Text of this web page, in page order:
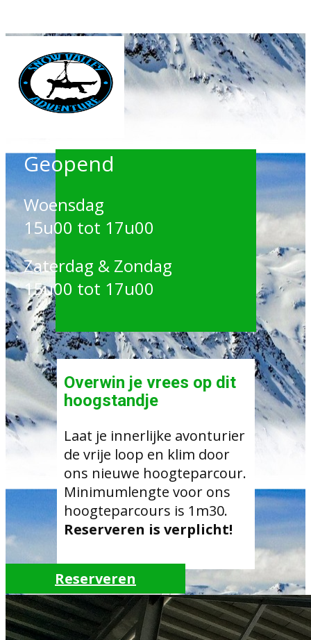
Geopend
Woensdag
15u00 tot 17u00
Zaterdag & Zondag
15u00 tot 17u00
Overwin je vrees op dit
hoogstandje
Laat je innerlijke avonturier
de vrije loop en klim door
ons nieuwe hoogteparcour.
Minimumlengte voor ons
hoogteparcours is 1m30.
Reserveren is verplicht!
Reserveren